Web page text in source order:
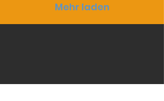
Mehr laden